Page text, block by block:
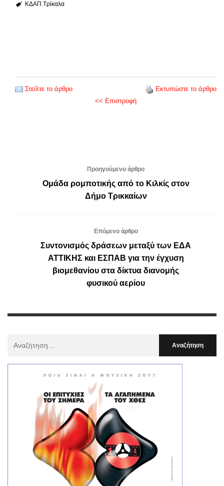
ΚΔΑΠ Τρίκαλα
Στείλτε το άρθρο
Εκτυπώστε το άρθρο
<< Επιστροφή
Προηγούμενο άρθρο
Ομάδα ρομποτικής από το Κιλκίς στον
Δήμο Τρικκαίων
Επόμενο άρθρο
Συντονισμός δράσεων μεταξύ των ΕΔΑ
ΑΤΤΙΚΗΣ και ΕΣΠΑΒ για την έγχυση
βιομεθανίου στα δίκτυα διανομής
φυσικού αερίου
: